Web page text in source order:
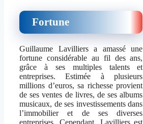
Fortune
Guillaume Lavilliers a amassé une
fortune considérable au fil des ans,
grâce à ses multiples talents et
entreprises. Estimée à plusieurs
millions d’euros, sa richesse provient
de ses ventes de livres, de ses albums
musicaux, de ses investissements dans
l’immobilier et de ses diverses
entreprises. Cependant, Lavilliers est